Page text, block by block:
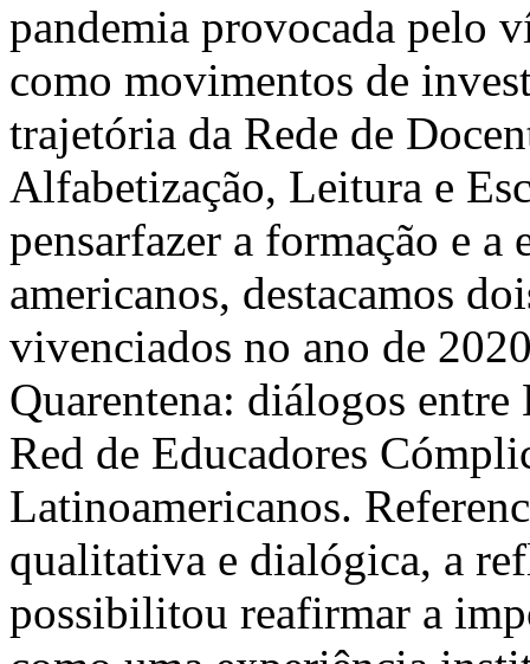
pandemia provocada pelo
como movimentos de
trajetória da Rede de
Alfabetização, Leitura e
pensarfazer a formação e a
americanos, destacamos
vivenciados no ano de
Quarentena: diálogos
Red de Educadores
Latinoamericanos.
qualitativa e dialógica, a
possibilitou reafirmar a